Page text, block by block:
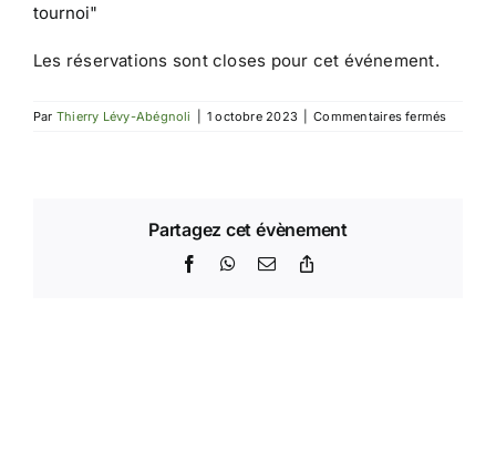
tournoi"
Les réservations sont closes pour cet événement.
Par Thierry Lévy-Abégnoli 1 octobre 2023 Commentaires ferméssur
Partagez cet évènement
FacebookWhatsApp
Email